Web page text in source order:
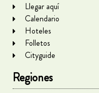
Llegar aquí
Calendario
Hoteles
Folletos
Cityguide
Regiones